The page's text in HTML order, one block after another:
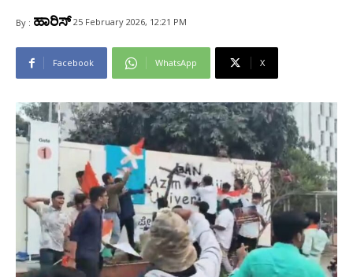
By : ಹಾರಿಸ್ 25 February 2026, 12:21 PM
Facebook WhatsApp X